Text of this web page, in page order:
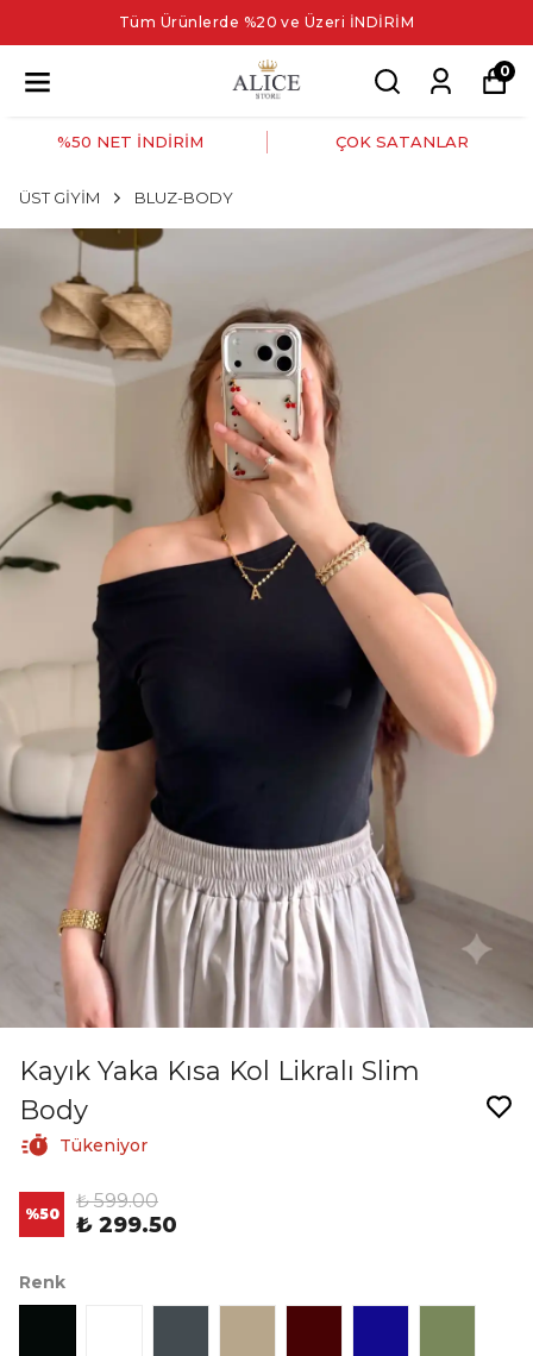
Tüm Ürünlerde %20 ve Üzeri İNDİRİM
0
%50 NET İNDİRİM ÇOK SATANLAR
ÜST GİYİM BLUZ-BODY
Kayık Yaka Kısa Kol Likralı Slim
Body
Tükeniyor
%50
₺ 599.00
₺ 299.50
Renk